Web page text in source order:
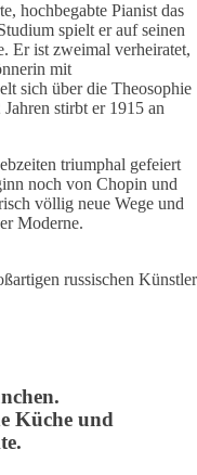
hochbegabte Pianist das
spielt er auf seinen
Er ist zweimal verheiratet,
mit
sich über die Theosophie
stirbt er 1915 an
triumphal gefeiert
noch von Chopin und
völlig neue Wege und
der Moderne.
russischen Künstler
Küche und